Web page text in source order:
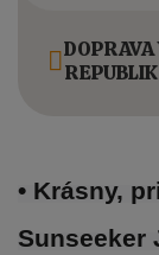
• Krásny,
Sunseeker